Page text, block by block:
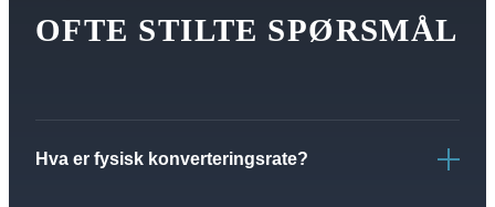
OFTE STILTE SPØRSMÅL
Hva er fysisk konverteringsrate?